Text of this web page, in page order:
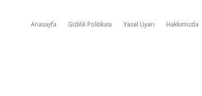
Anasayfa Gizlilik Politikası Yasal Uyarı Hakkımızda